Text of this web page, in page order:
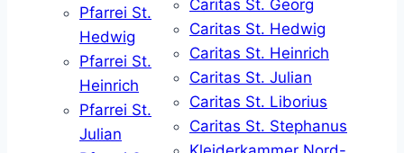
Pfarrei St.
Hedwig
Pfarrei St.
Heinrich
Pfarrei St.
Julian
Caritas St. Georg
Caritas St. Hedwig
Caritas St. Heinrich
Caritas St. Julian
Caritas St. Liborius
Caritas St. Stephanus